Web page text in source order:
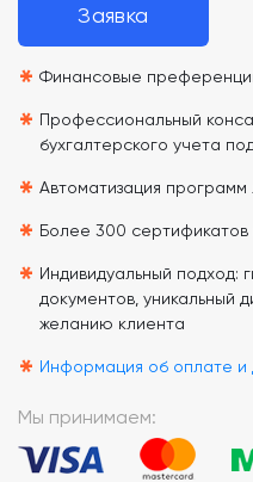
Заявка
* Финансовые
* Профессиональный
бухгалтерского учета
* Автоматизация программ
* Более 300
* Индивидуальный подход:
документов, уникальный
желанию клиента
* Информация об оплате и
Мы принимаем: